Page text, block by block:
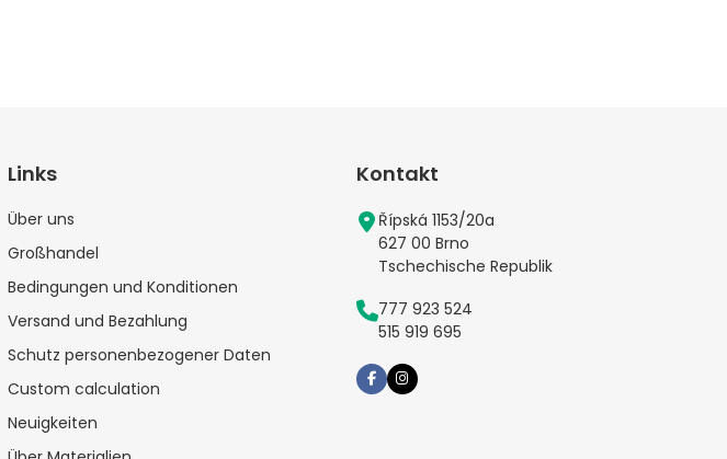
Links
Über uns
Großhandel
Bedingungen und Konditionen
Versand und Bezahlung
Schutz personenbezogener Daten
Custom calculation
Neuigkeiten
Kontakt
Řípská 1153/20a
627 00 Brno
Tschechische Republik
777 923 524
515 919 695